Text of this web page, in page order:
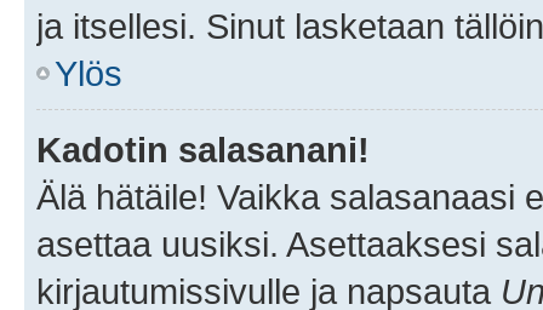
ja itsellesi. Sinut lasketaan
Ylös
Kadotin salasanani!
Älä hätäile! Vaikka salasanaasi
asettaa uusiksi. Asettaaksesi
kirjautumissivulle ja napsauta